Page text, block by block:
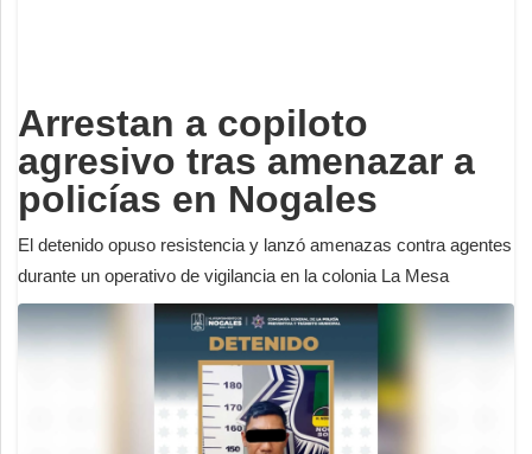
Arrestan a copiloto
agresivo tras amenazar a
policías en Nogales
El detenido opuso resistencia y lanzó amenazas contra agentes
durante un operativo de vigilancia en la colonia La Mesa